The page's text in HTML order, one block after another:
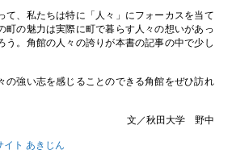
、私たちは特に「人々」にフォーカスを当て
町の魅力は実際に町で暮らす人々の想いがあっ
う。角館の人々の誇りが本書の記事の中で少し
強い志を感じることのできる角館をぜひ訪れ
文／秋田大学 野中
イト あきじん